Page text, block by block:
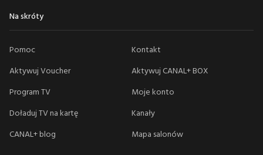
Na skróty
Pomoc
Kontakt
Aktywuj Voucher
Aktywuj CANAL+ BOX
Program TV
Moje konto
Doładuj TV na kartę
Kanały
CANAL+ blog
Mapa salonów